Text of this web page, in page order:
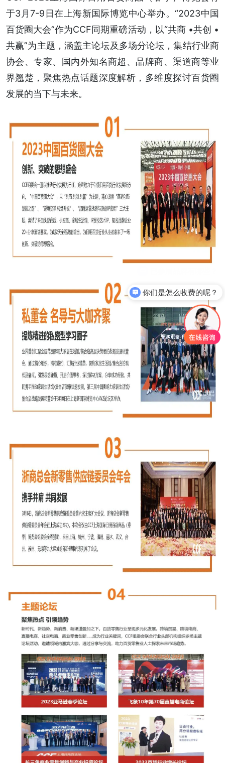
于3月7-9日在上海新国际博览中心举办。“2023中国
百货圈大会”作为CCF同期重磅活动，以“共商 •共创 •
共赢”为主题，涵盖主论坛及多场分论坛，集结行业商
协会、专家、国内外知名商超、品牌商、渠道商等业
界翘楚，聚焦热点话题深度解析，多维度探讨百货圈
发展的当下与未来。
你们是怎么收费的呢？